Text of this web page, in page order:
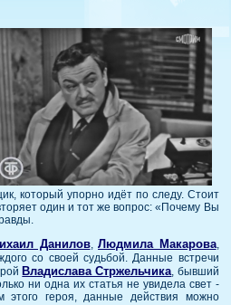
который упорно идёт по следу. Стоит
один и тот же вопрос: «Почему Вы
Данилов,Людмила Макарова,
со своей судьбой. Данные встречи
Владислава Стржельчика, бывший
ни одна их статья не увидела свет -
героя, данные действия можно